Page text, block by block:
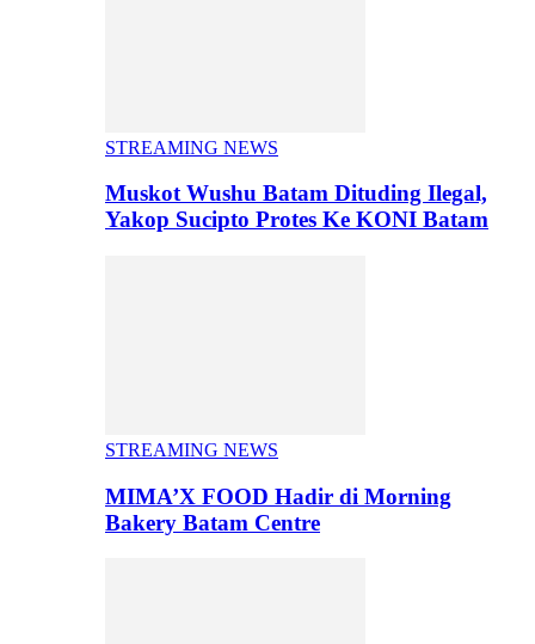
STREAMING NEWS
Muskot Wushu Batam Dituding Ilegal,
Yakop Sucipto Protes Ke KONI Batam
STREAMING NEWS
MIMA’X FOOD Hadir di Morning
Bakery Batam Centre